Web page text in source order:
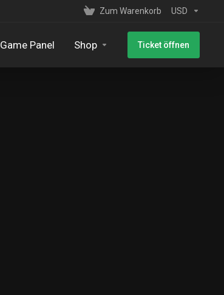
Zum Warenkorb USD
Game Panel Shop Ticket öffnen